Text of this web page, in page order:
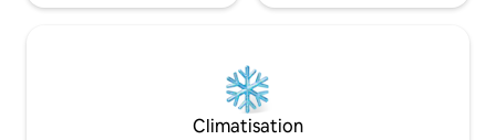
Climatisation